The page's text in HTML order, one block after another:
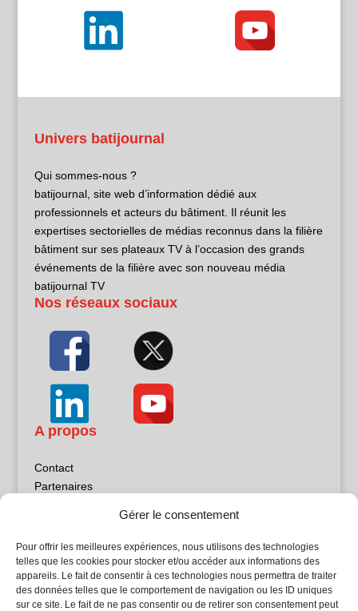
Gérer le consentement
Pour offrir les meilleures expériences, nous utilisons des technologies
telles que les cookies pour stocker et/ou accéder aux informations des
appareils. Le fait de consentir à ces technologies nous permettra de traiter
des données telles que le comportement de navigation ou les ID uniques
sur ce site. Le fait de ne pas consentir ou de retirer son consentement peut
Univers batijournal
Qui sommes-nous ?
batijournal, site web d’information dédié aux
professionnels et acteurs du bâtiment. Il réunit les
expertises sectorielles de médias reconnus dans la filière
bâtiment sur ses plateaux TV à l’occasion des grands
événements de la filière avec son nouveau média
batijournal TV
Nos réseaux sociaux
A propos
Contact
Partenaires
Politique de confidentialité
Sites partenaires
5Façades